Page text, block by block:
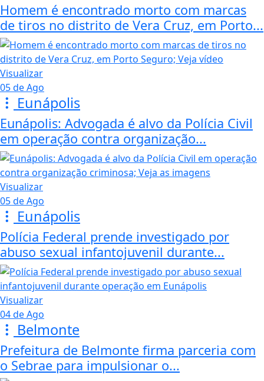
Homem é encontrado morto com marcas
de tiros no distrito de Vera Cruz, em Porto...
Visualizar
05 de Ago
Eunápolis
Eunápolis: Advogada é alvo da Polícia Civil
em operação contra organização...
Visualizar
05 de Ago
Eunápolis
Polícia Federal prende investigado por
abuso sexual infantojuvenil durante...
Visualizar
04 de Ago
Belmonte
Prefeitura de Belmonte firma parceria com
o Sebrae para impulsionar o...